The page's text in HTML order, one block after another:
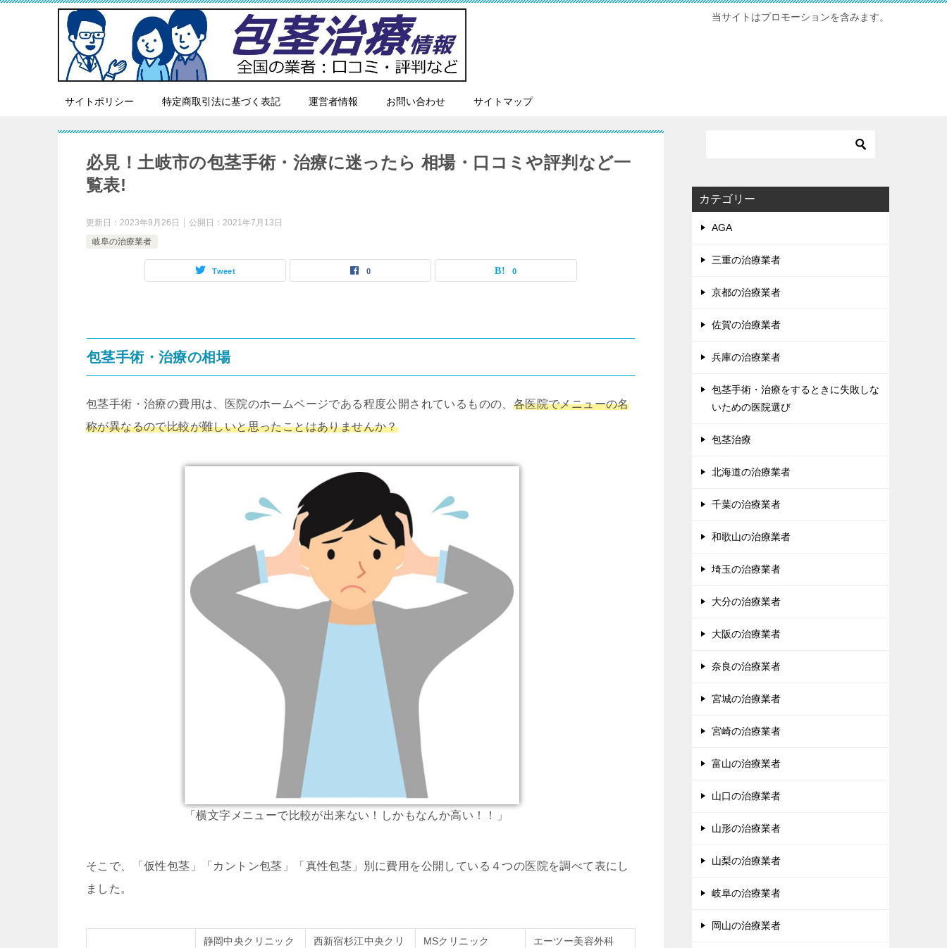
当サイトはプロモーションを含みます。
サイトポリシー 特定商取引法に基づく表記 運営者情報 お問い合わせ サイトマップ
必見！土岐市の包茎手術・治療に迷ったら 相場・口コミや評判など一
覧表!
更新日： 2023年9月26日 公開日： 2021年7月13日
岐阜の治療業者
Tweet 0 0
包茎手術・治療の相場
包茎手術・治療の費用は、医院のホームページである程度公開されているものの、 各医院でメニューの名
称が異なるので比較が難しいと思ったことはありませんか？
「横文字メニューで比較が出来ない！しかもなんか高い！！」
そこで、「仮性包茎」「カントン包茎」「真性包茎」別に費用を公開している４つの医院を調べて表にし
ました。
静岡中央クリニック
西新宿杉江中央クリ
MSクリニック エーツー美容外科
カテゴリー
AGA
三重の治療業者
京都の治療業者
佐賀の治療業者
兵庫の治療業者
包茎手術・治療をするときに失敗しな
いための医院選び
包茎治療
北海道の治療業者
千葉の治療業者
和歌山の治療業者
埼玉の治療業者
大分の治療業者
大阪の治療業者
奈良の治療業者
宮城の治療業者
宮崎の治療業者
富山の治療業者
山口の治療業者
山形の治療業者
山梨の治療業者
岐阜の治療業者
岡山の治療業者